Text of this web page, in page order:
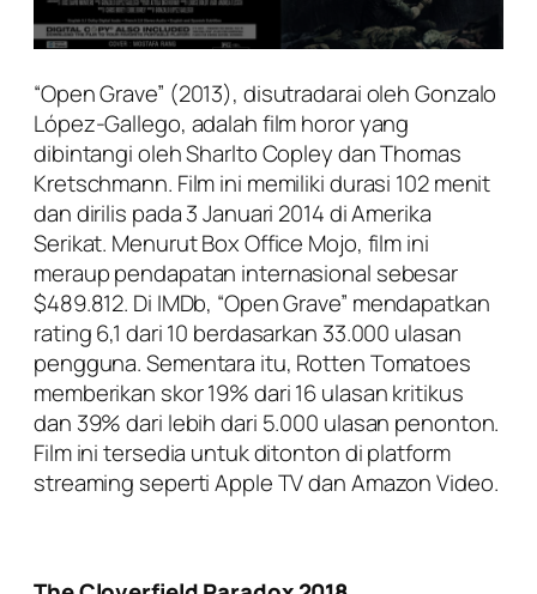
“Open Grave” (2013), disutradarai oleh Gonzalo
López-Gallego, adalah film horor yang
dibintangi oleh Sharlto Copley dan Thomas
Kretschmann. Film ini memiliki durasi 102 menit
dan dirilis pada 3 Januari 2014 di Amerika
Serikat. Menurut Box Office Mojo, film ini
meraup pendapatan internasional sebesar
$489.812. Di IMDb, “Open Grave” mendapatkan
rating 6,1 dari 10 berdasarkan 33.000 ulasan
pengguna. Sementara itu, Rotten Tomatoes
memberikan skor 19% dari 16 ulasan kritikus
dan 39% dari lebih dari 5.000 ulasan penonton.
Film ini tersedia untuk ditonton di platform
streaming seperti Apple TV dan Amazon Video.